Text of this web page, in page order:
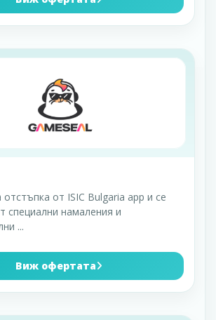
отстъпка от ISIC Bulgaria app и се
специални намаления и
...
Виж офертата